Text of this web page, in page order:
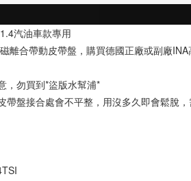
汽油車款專用
離合帶動皮帶盤，購買德國正廠或副廠
，勿買到*盜版水幫浦*
帶盤接合處會不平整，用沒多久即會鬆脫